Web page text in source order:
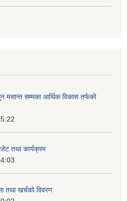
सम्मका आर्थिक विकास तर्फको
तथा कार्यक्रम
तथा खर्चकाे विवरण